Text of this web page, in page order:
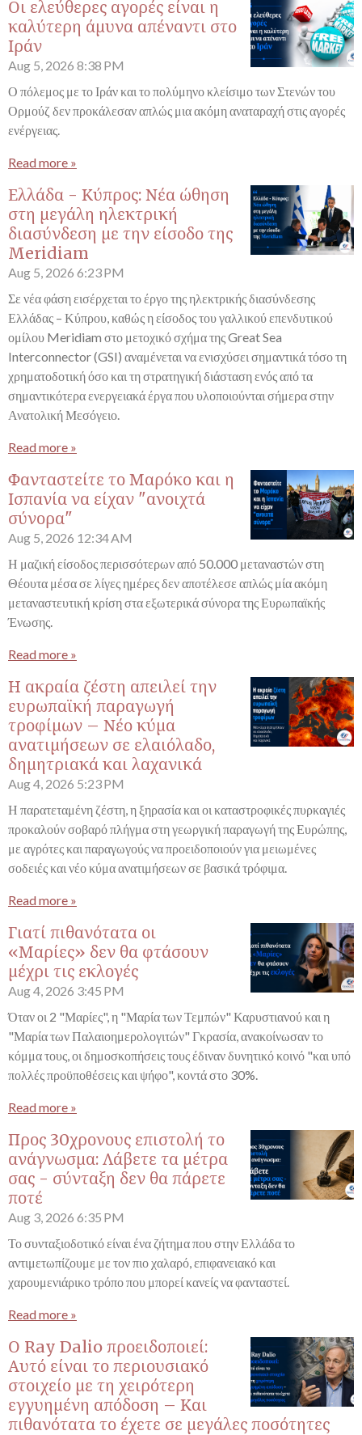
Οι ελεύθερες αγορές είναι η
καλύτερη άμυνα απέναντι στο
Ιράν
Aug 5, 2026 8:38 PM
Ο πόλεμος με το Ιράν και το πολύμηνο κλείσιμο των Στενών του
Ορμούζ δεν προκάλεσαν απλώς μια ακόμη αναταραχή στις αγορές
ενέργειας.
Read more »
Ελλάδα - Κύπρος: Νέα ώθηση
στη μεγάλη ηλεκτρική
διασύνδεση με την είσοδο της
Meridiam
Aug 5, 2026 6:23 PM
Σε νέα φάση εισέρχεται το έργο της ηλεκτρικής διασύνδεσης
Ελλάδας – Κύπρου, καθώς η είσοδος του γαλλικού επενδυτικού
ομίλου Meridiam στο μετοχικό σχήμα της Great Sea
Interconnector (GSI) αναμένεται να ενισχύσει σημαντικά τόσο τη
χρηματοδοτική όσο και τη στρατηγική διάσταση ενός από τα
σημαντικότερα ενεργειακά έργα που υλοποιούνται σήμερα στην
Ανατολική Μεσόγειο.
Read more »
Φανταστείτε το Μαρόκο και η
Ισπανία να είχαν "ανοιχτά
σύνορα"
Aug 5, 2026 12:34 AM
Η μαζική είσοδος περισσότερων από 50.000 μεταναστών στη
Θέουτα μέσα σε λίγες ημέρες δεν αποτέλεσε απλώς μία ακόμη
μεταναστευτική κρίση στα εξωτερικά σύνορα της Ευρωπαϊκής
Ένωσης.
Read more »
Η ακραία ζέστη απειλεί την
ευρωπαϊκή παραγωγή
τροφίμων – Νέο κύμα
ανατιμήσεων σε ελαιόλαδο,
δημητριακά και λαχανικά
Aug 4, 2026 5:23 PM
Η παρατεταμένη ζέστη, η ξηρασία και οι καταστροφικές πυρκαγιές
προκαλούν σοβαρό πλήγμα στη γεωργική παραγωγή της Ευρώπης,
με αγρότες και παραγωγούς να προειδοποιούν για μειωμένες
σοδειές και νέο κύμα ανατιμήσεων σε βασικά τρόφιμα.
Read more »
Γιατί πιθανότατα οι
«Μαρίες» δεν θα φτάσουν
μέχρι τις εκλογές
Aug 4, 2026 3:45 PM
Όταν οι 2 "Μαρίες", η "Μαρία των Τεμπών" Καρυστιανού και η
"Μαρία των Παλαιοημερολογιτών" Γκρασία, ανακοίνωσαν το
κόμμα τους, οι δημοσκοπήσεις τους έδιναν δυνητικό κοινό "και υπό
πολλές προϋποθέσεις και ψήφο", κοντά στο 30%.
Read more »
Προς 30χρονους επιστολή το
ανάγνωσμα: Λάβετε τα μέτρα
σας - σύνταξη δεν θα πάρετε
ποτέ
Aug 3, 2026 6:35 PM
Το συνταξιοδοτικό είναι ένα ζήτημα που στην Ελλάδα το
αντιμετωπίζουμε με τον πιο χαλαρό, επιφανειακό και
χαρουμενιάρικο τρόπο που μπορεί κανείς να φανταστεί.
Read more »
Ο Ray Dalio προειδοποιεί:
Αυτό είναι το περιουσιακό
στοιχείο με τη χειρότερη
εγγυημένη απόδοση – Και
πιθανότατα το έχετε σε μεγάλες ποσότητες